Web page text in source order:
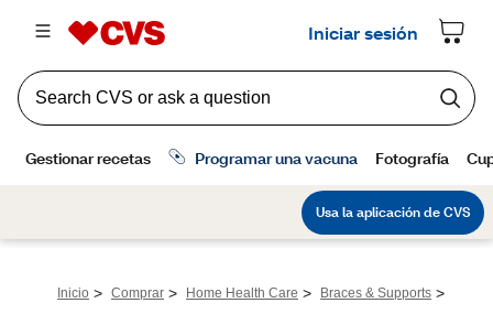
Inicio > Comprar > Home Health Care > Braces & Supports >